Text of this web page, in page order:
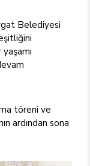
Belediyesi
töreni ve
ardından sona